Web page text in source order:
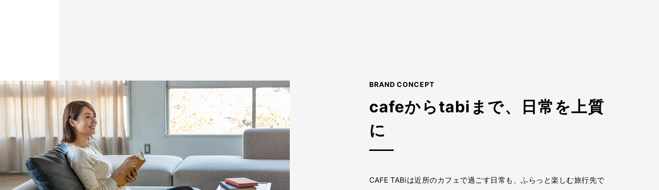
BRAND CONCEPT
cafeからtabiまで、日常を上質
に
CAFE TABiは近所のカフェで過ごす日常も、ふらっと楽しむ旅行先で